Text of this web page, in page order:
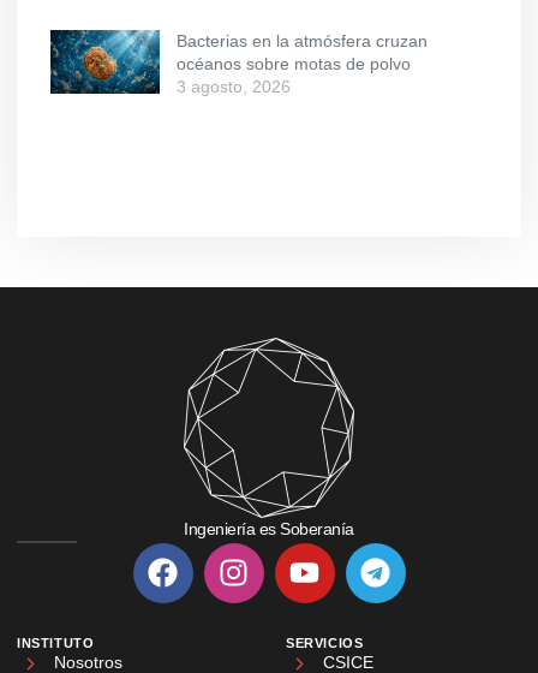
Bacterias en la atmósfera cruzan
océanos sobre motas de polvo
3 agosto, 2026
Ingeniería es Soberanía
INSTITUTO
Nosotros
SERVICIOS
CSICE